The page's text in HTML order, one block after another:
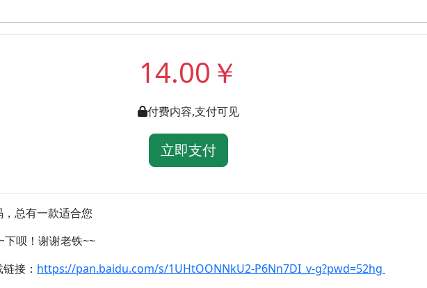
14.00￥
付费内容,支付可见
立即支付
总有一款适合您
呗！谢谢老铁~~
链接： https://pan.baidu.com/s/1UHtOONNkU2-P6Nn7DI_v-g?pwd=52hg